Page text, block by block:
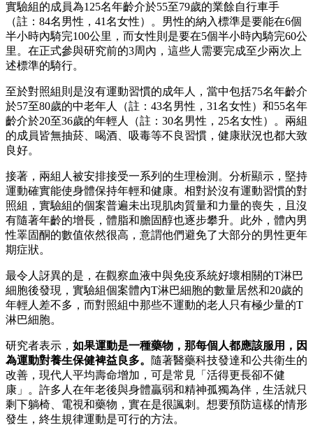
實驗組的成員為125名年齡介於55至79歲的業餘自行車手
（註：84名男性，41名女性）。男性的納入標準是要能在6個
半小時內騎完100公里，而女性則是要在5個半小時內騎完60公
里。在正式參與研究前的3周內，這些人需要完成至少兩次上
述標準的騎行。
至於對照組則是沒有運動習慣的成年人，當中包括75名年齡介
於57至80歲的中老年人（註：43名男性，31名女性）和55名年
齡介於20至36歲的年輕人（註：30名男性，25名女性）。兩組
的成員皆無抽菸、喝酒、吸毒等不良習慣，健康狀況也都大致
良好。
接著，兩組人被安排接受一系列的生理檢測。分析顯示，堅持
運動確實能使身體保持年輕和健康。相對於沒有運動習慣的對
照組，實驗組的個案普遍未出現肌肉質量和力量的喪失，且沒
有隨著年齡的增長，體脂和膽固醇也逐步攀升。此外，體內男
性睪固酮的數值依然很高，意謂他們避免了大部分的男性更年
期症狀。
最令人訝異的是，在觀察血液中與免疫系統好壞相關的T淋巴
細胞後發現，實驗組個案體內T淋巴細胞的數量居然和20歲的
年輕人差不多，而對照組中那些不運動的老人只有極少量的T
淋巴細胞。
研究者表示， 如果運動是一種藥物，那每個人都應該服用，因
為運動對養生保健裨益良多。 隨著醫藥科技發達和公共衛生的
改善，現代人平均壽命增加，可是常見「活得更長卻不健
康」。許多人在年老後與身體贏弱和精神孤獨為伴，生活就只
剩下躺椅、電視和藥物，實在是很諷刺。想要預防這樣的情形
發生，終生規律運動是可行的方法。